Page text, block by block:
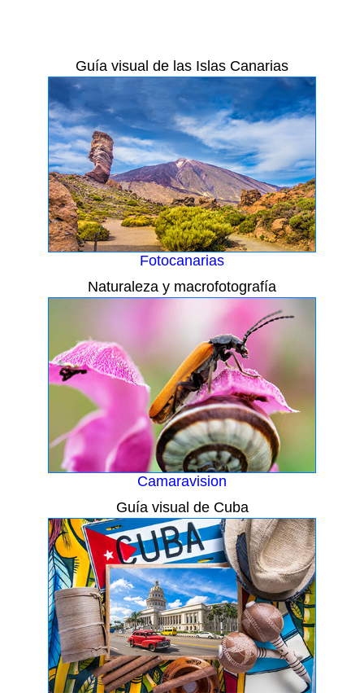
Guía visual de las Islas Canarias
Fotocanarias
Naturaleza y macrofotografía
Camaravision
Guía visual de Cuba